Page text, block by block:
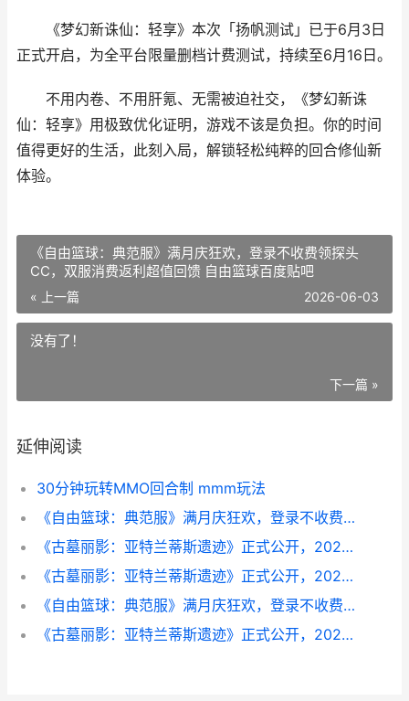
《梦幻新诛仙：轻享》本次「扬帆测试」已于6月3日
正式开启，为全平台限量删档计费测试，持续至6月16日。
不用内卷、不用肝氪、无需被迫社交，《梦幻新诛
仙：轻享》用极致优化证明，游戏不该是负担。你的时间
值得更好的生活，此刻入局，解锁轻松纯粹的回合修仙新
体验。
《自由篮球：典范服》满月庆狂欢，登录不收费领探头
CC，双服消费返利超值回馈 自由篮球百度贴吧
« 上一篇 2026-06-03
没有了！
下一篇 »
延伸阅读
30分钟玩转MMO回合制 mmm玩法
《自由篮球：典范服》满月庆狂欢，登录不收费领探头CC，双服消费返利超值回馈 自由篮球百度贴吧
《古墓丽影：亚特兰蒂斯遗迹》正式公开，2027年2月13日发行，现已开始预购 古墓丽影亚西尔
《古墓丽影：亚特兰蒂斯遗迹》正式公开，2027年2月13日发行，现已开始预购 古墓丽影亚特兰蒂斯遗迹
《自由篮球：典范服》满月庆狂欢，登录不收费领探头CC，双服消费返利超值回馈 自由篮球my pick
《古墓丽影：亚特兰蒂斯遗迹》正式公开，2027年2月13日发行，现已开始预购 古墓丽影亚特兰蒂斯发售日期